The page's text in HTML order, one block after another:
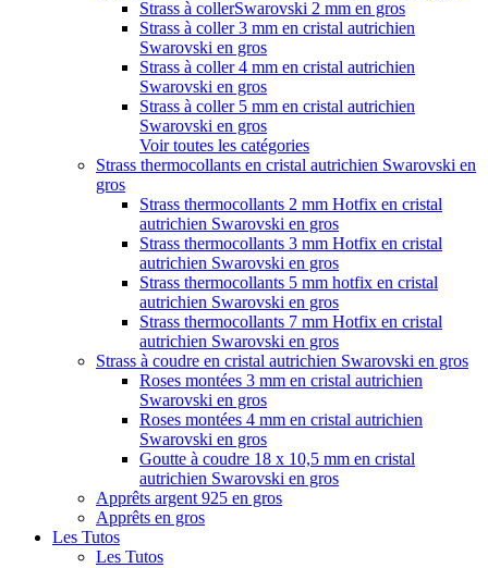
Strass à collerSwarovski 2 mm en gros
Strass à coller 3 mm en cristal autrichien
Swarovski en gros
Strass à coller 4 mm en cristal autrichien
Swarovski en gros
Strass à coller 5 mm en cristal autrichien
Swarovski en gros
Voir toutes les catégories
Strass thermocollants en cristal autrichien Swarovski en
gros
Strass thermocollants 2 mm Hotfix en cristal
autrichien Swarovski en gros
Strass thermocollants 3 mm Hotfix en cristal
autrichien Swarovski en gros
Strass thermocollants 5 mm hotfix en cristal
autrichien Swarovski en gros
Strass thermocollants 7 mm Hotfix en cristal
autrichien Swarovski en gros
Strass à coudre en cristal autrichien Swarovski en gros
Roses montées 3 mm en cristal autrichien
Swarovski en gros
Roses montées 4 mm en cristal autrichien
Swarovski en gros
Goutte à coudre 18 x 10,5 mm en cristal
autrichien Swarovski en gros
Apprêts argent 925 en gros
Apprêts en gros
Les Tutos
Les Tutos